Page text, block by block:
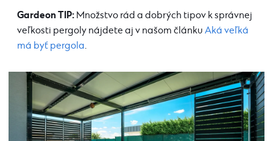
Gardeon TIP: Množstvo rád a dobrých tipov k správnej
veľkosti pergoly nájdete aj v našom článku Aká veľká
má byť pergola.